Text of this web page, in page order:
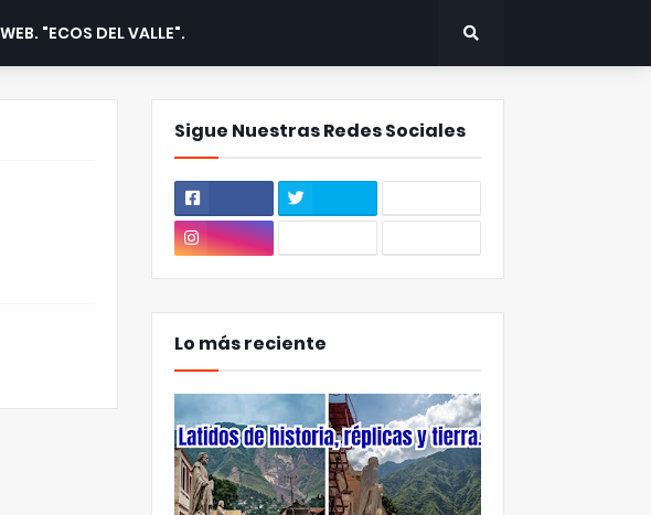
"ECOS DEL VALLE".
Sigue Nuestras Redes Sociales
Lo más reciente